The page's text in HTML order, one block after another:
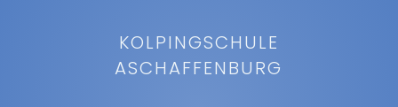
KOLPINGSCHULE
ASCHAFFENBURG